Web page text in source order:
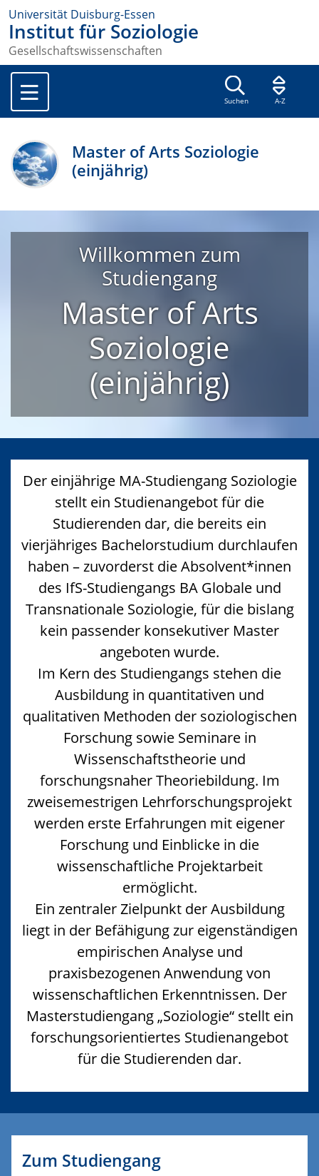
Universität Duisburg-Essen
Institut für Soziologie
Gesellschaftswissenschaften
Suchen A-Z
Master of Arts Soziologie
(einjährig)
Willkommen zum
Studiengang
Master of Arts
Soziologie
(einjährig)
Der einjährige MA-Studiengang Soziologie
stellt ein Studienangebot für die
Studierenden dar, die bereits ein
vierjähriges Bachelorstudium durchlaufen
haben – zuvorderst die Absolvent*innen
des IfS-Studiengangs BA Globale und
Transnationale Soziologie, für die bislang
kein passender konsekutiver Master
angeboten wurde.
Im Kern des Studiengangs stehen die
Ausbildung in quantitativen und
qualitativen Methoden der soziologischen
Forschung sowie Seminare in
Wissenschaftstheorie und
forschungsnaher Theoriebildung. Im
zweisemestrigen Lehrforschungsprojekt
werden erste Erfahrungen mit eigener
Forschung und Einblicke in die
wissenschaftliche Projektarbeit
ermöglicht.
Ein zentraler Zielpunkt der Ausbildung
liegt in der Befähigung zur eigenständigen
empirischen Analyse und
praxisbezogenen Anwendung von
wissenschaftlichen Erkenntnissen. Der
Masterstudiengang „Soziologie“ stellt ein
forschungsorientiertes Studienangebot
für die Studierenden dar.
Zum Studiengang